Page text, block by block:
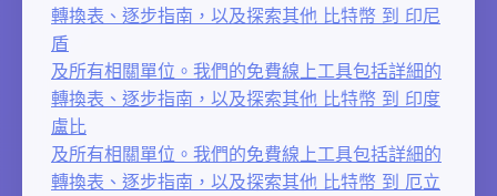
轉換表、逐步指南，以及探索其他 比特幣 到 印尼
盾
及所有相關單位。我們的免費線上工具包括詳細的
轉換表、逐步指南，以及探索其他 比特幣 到 印度
盧比
及所有相關單位。我們的免費線上工具包括詳細的
轉換表、逐步指南，以及探索其他 比特幣 到 厄立